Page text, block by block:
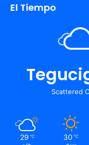
El Tiempo
Scattered
29 ℃ 30 ℃